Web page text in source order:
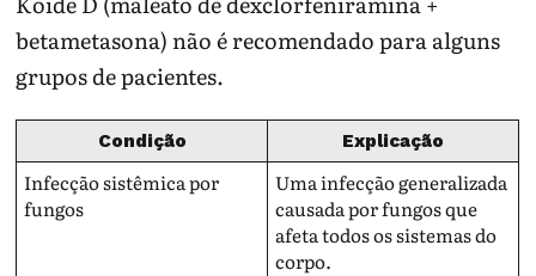
betametasona) não é recomendado para alguns
grupos de pacientes.
Condição Explicação
Infecção sistêmica por
fungos
Uma infecção generalizada
causada por fungos que
afeta todos os sistemas do
corpo.